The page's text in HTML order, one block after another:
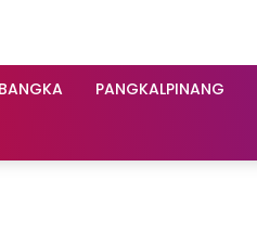
BANGKA PANGKALPINANG